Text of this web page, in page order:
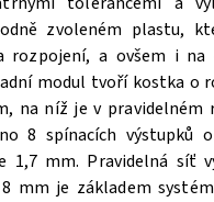
zvoleném plastu,
rozpojení, a ovšem i na
modul tvoří kostka o
na níž je v pravidelném
8 spínacích výstupků
1,7 mm. Pravidelná síť
mm je základem